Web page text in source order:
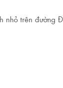
nhỏ trên đường